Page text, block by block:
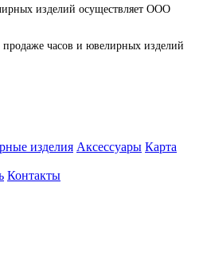
изделий осуществляет ООО
часов и ювелирных изделий
изделия Аксессуары Карта
Контакты